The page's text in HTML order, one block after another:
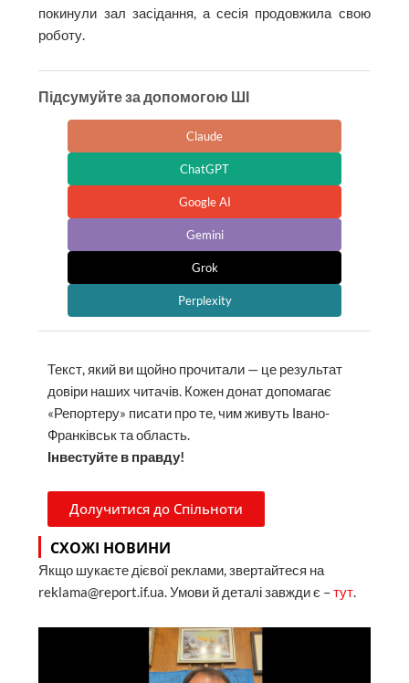
покинули зал засідання, а сесія продовжила свою
роботу.
Підсумуйте за допомогою ШІ
Claude
ChatGPT
Google AI
Gemini
Grok
Perplexity
Текст, який ви щойно прочитали — це результат
довіри наших читачів. Кожен донат допомагає
«Репортеру» писати про те, чим живуть Івано-
Франківськ та область.
Інвестуйте в правду!
Долучитися до Спільноти
СХОЖІ НОВИНИ
Якщо шукаєте дієвої реклами, звертайтеся на
reklama@report.if.ua. Умови й деталі завжди є –тут.